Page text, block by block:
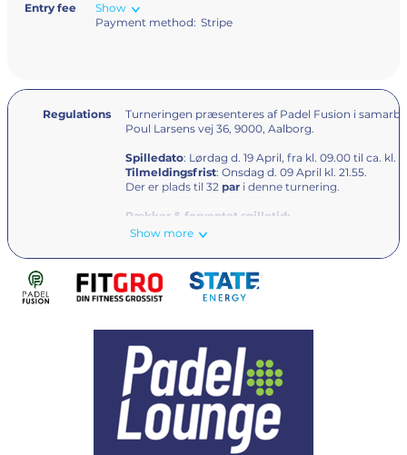
Entry fee
Show
Payment method: Stripe
Regulations
Turneringen præsenteres af Padel Fusion i
Poul Larsens vej 36, 9000, Aalborg.
Spilledato: Lørdag d. 19 April, fra kl. 09.00 til ca. kl.
Tilmeldingsfrist: Onsdag d. 09 April kl. 21.55.
Der er plads til 32 par i denne turnering.
Rækker & forventet spilletid:
Herre DPF 25 Først til mølle: Forventet
Herre DPF 25 Først til mølle (2): Forventet
Dame DPF 50 Først til mølle: Forventet
Herre DPF 50 Først til mølle: Forventet
Max antal point:
På tilmeldingstidspunktet til DPF50 først til mølle
På tilmeldingstidspunktet til DPF25 først til mølle
Pris pr deltager:
300,- pr person som betales ved tilmelding.
Afmelding kan ske i op til 20 dage før turneringen
Show more